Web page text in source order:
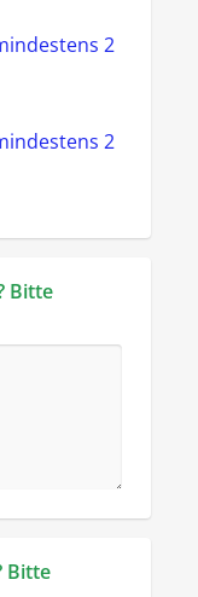
2
2
Bitte
Bitte